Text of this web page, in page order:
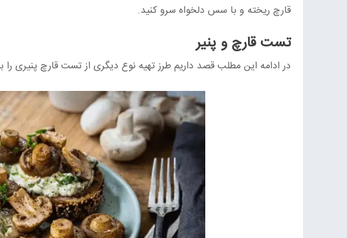
قارچ ریخته و با سس دلخواه سرو کنید.
تست قارچ و پنیر
در ادامه این مطلب قصد داریم طرز تهیه نوع دیگری از تست قارچ پنیری